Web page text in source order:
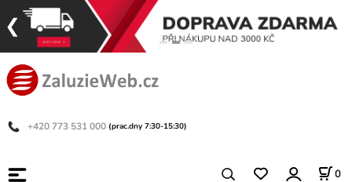
+420 773 531 000 (prac.dny 7:30-15:30)
0